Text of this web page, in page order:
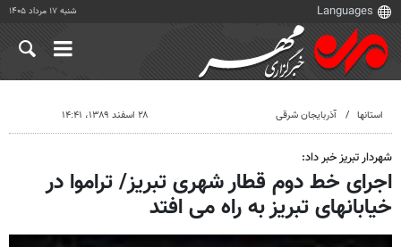
شنبه ۱۷ مرداد ۱۴۰۵
استانها آذربایجان شرقی ۲۸ اسفند ۱۳۸۹، ۱۴:۴۱
شهردار تبریز خبر داد:
اجرای خط دوم قطار شهری تبریز/ تراموا در
خیابانهای تبریز به راه می افتد